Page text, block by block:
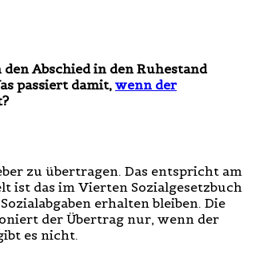
Abschied in den Ruhestand
passiert damit, wenn der
zu übertragen. Das entspricht am
ist das im Vierten Sozialgesetzbuch
erhalten bleiben. Die
der Übertrag nur, wenn der
es nicht.